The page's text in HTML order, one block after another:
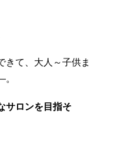
きて、大人～子供ま
サロンを目指そ